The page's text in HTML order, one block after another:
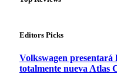
Editors Picks
Volkswagen presentará
totalmente nueva Atlas